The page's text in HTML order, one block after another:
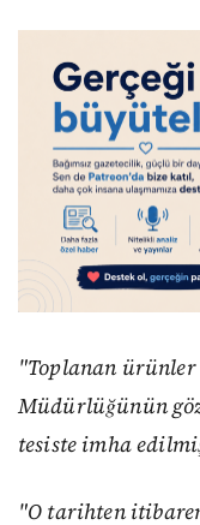
"Toplanan ürünler
Müdürlüğünün
tesiste imha
"O tarihten